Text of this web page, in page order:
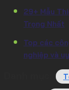
29+ Mẫu
Trọng Nhất
Top các
nghiệp và